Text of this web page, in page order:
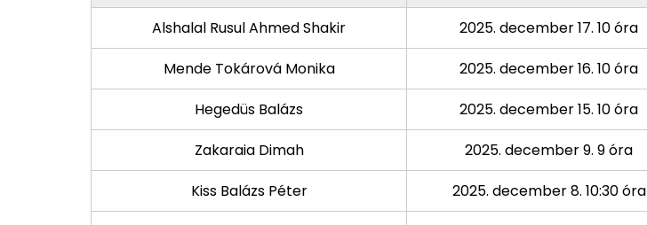
Alshalal Rusul Ahmed Shakir
2025. december 17. 10 óra
Mende Tokárová Monika
2025. december 16. 10 óra
Hegedüs Balázs
2025. december 15. 10 óra
Zakaraia Dimah
2025. december 9. 9 óra
Kiss Balázs Péter
2025. december 8. 10:30 óra